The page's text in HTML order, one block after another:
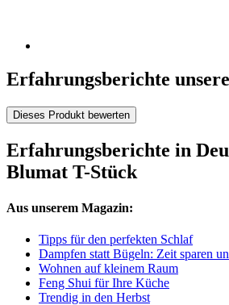
Erfahrungsberichte
Dieses Produkt bewerten
Erfahrungsberichte in
Blumat T-Stück
Aus unserem Magazin:
Tipps für den perfekten Schlaf
Dampfen statt Bügeln: Zeit sparen
Wohnen auf kleinem Raum
Feng Shui für Ihre Küche
Trendig in den Herbst